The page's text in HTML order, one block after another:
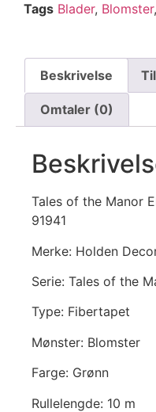
Tags Blader, Blomster,
Beskrivelse
Omtaler (0)
Tales of the Manor
91941
Merke: Holden
Serie: Tales of the
Type: Fibertapet
Mønster: Blomster
Farge: Grønn
Rullelengde: 10 m